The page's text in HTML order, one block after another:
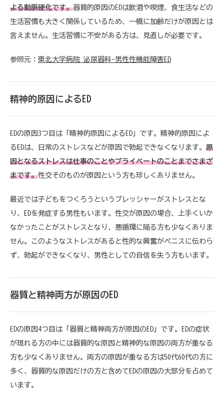
よる動脈硬化です。器質的原因のEDは飲酒や喫煙、食生活などの
生活習慣も大きく関係しているため、一概に加齢だけが原因とは
言えません。生活習慣に不安がある方は、見直しが必要です。
参照元： 東北大学病院 泌尿器科-男性性機能障害ED
精神的原因によるED
EDの原因3つ目は「精神的原因によるED」です。精神的原因によ
るEDは、日常のストレスなどが原因で勃起できなくなります。 原
因となるストレスは仕事のことやプライベートのことまでさまざ
まです。性交そのものが原因という方も珍しくありません。
最近では子どもをつくろうというプレッシャーがストレスとな
り、EDを発症する男性もいます。性交が原因の場合、上手くいか
なかったことがストレスとなり、悪循環に陥る方も少なくありま
せん。このようなストレスがあると性的な興奮がペニスに伝わら
ず、勃起ができなくなり、男性としての自信を失う方もいます。
器質と精神両方が原因のED
EDの原因4つ目は「器質と精神両方が原因のED」です。EDの症状
が現れる方の中には器質的な原因と精神的な原因の両方が重なる
方も少なくありません。両方の原因が重なる方は50代60代の方に
多く、器質的な原因だけの方と含めてEDの原因の大部分を占めて
います。